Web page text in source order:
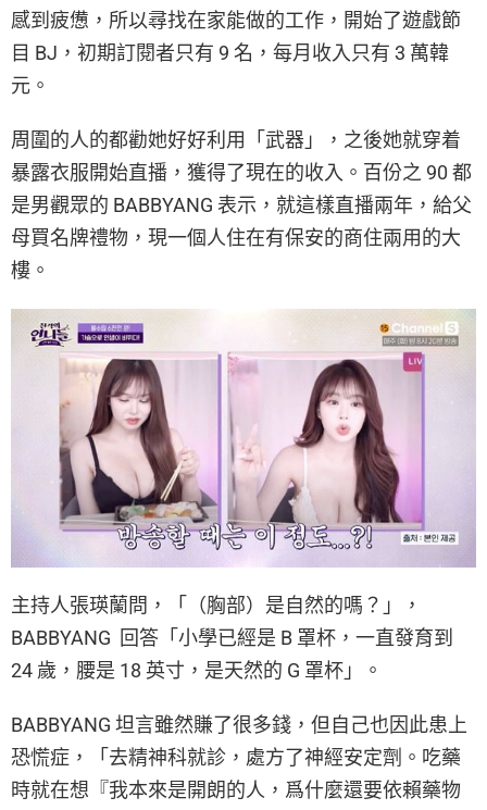
感到疲憊，所以尋找在家能做的工作，開始了遊戲節
目 BJ，初期訂閱者只有 9 名，每月收入只有 3 萬韓
元。
周圍的人的都勸她好好利用「武器」，之後她就穿着
暴露衣服開始直播，獲得了現在的收入。百份之 90 都
是男觀眾的 BABBYANG 表示，就這樣直播兩年，給父
母買名牌禮物，現一個人住在有保安的商住兩用的大
樓。
主持人張瑛蘭問，「（胸部）是自然的嗎？」，
BABBYANG 回答「小學已經是 B 罩杯，一直發育到
24 歲，腰是 18 英寸，是天然的 G 罩杯」。
BABBYANG 坦言雖然賺了很多錢，但自己也因此患上
恐慌症，「去精神科就診，處方了神經安定劑。吃藥
時就在想『我本來是開朗的人，爲什麼還要依賴藥物